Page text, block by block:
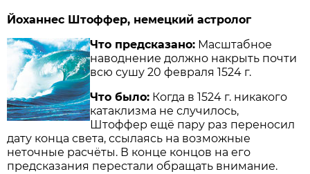
Йоханнес Штоффер, немецкий астролог
Что предсказано: Масштабное
наводнение должно накрыть почти
всю сушу 20 февраля 1524 г.
Что было: Когда в 1524 г. никакого
катаклизма не случилось,
Штоффер ещё пару раз переносил
дату конца света, ссылаясь на возможные
неточные расчёты. В конце концов на его
предсказания перестали обращать внимание.